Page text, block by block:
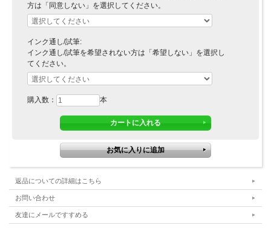
方は「同意しない」を選択してください。
インク通し/試筆:
インク通し/試筆を希望されない方は「希望しない」を選択し
てください。
購入数： 本
返品についての詳細はこちら
お問い合わせ
友達にメールですすめる